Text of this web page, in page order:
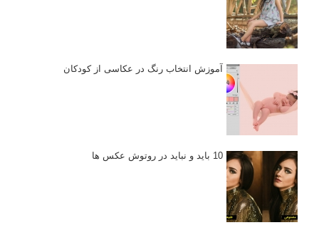
آموزش انتخاب رنگ در عکاسی از کودکان
10 باید و نباید در روتوش عکس ها